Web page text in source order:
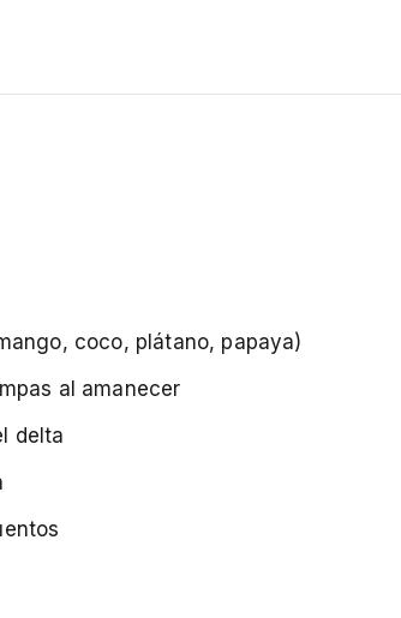
coco, plátano, papaya)
al amanecer
delta